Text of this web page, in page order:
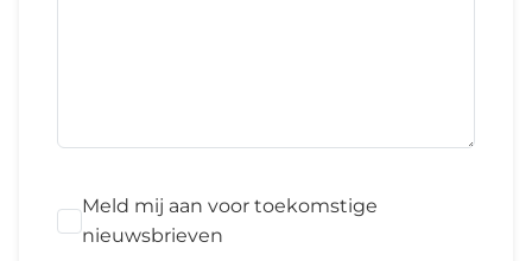
Meld mij aan voor toekomstige
nieuwsbrieven